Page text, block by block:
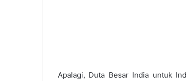
Apalagi, Duta Besar India untuk